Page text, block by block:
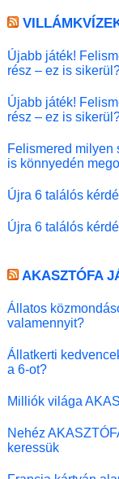
Újabb játék!
rész – ez is
Újabb játék!
rész – ez is
Felismered milyen
is könnyedén
Újra 6 találós
Újra 6 találós
AKASZTÓFA
Állatos
valamennyit?
Állatkerti
a 6-ot?
Milliók világa
Nehéz
keressük